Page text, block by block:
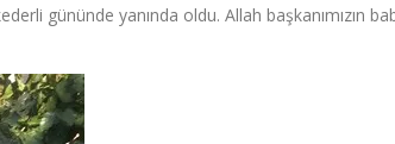
gününde yanında oldu. Allah başkanımızın